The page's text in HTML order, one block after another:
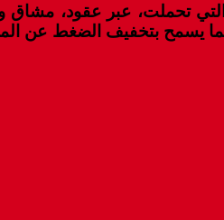
التي تحملت، عبر عقود،
بما يسمح بتخفيف الضغط عن